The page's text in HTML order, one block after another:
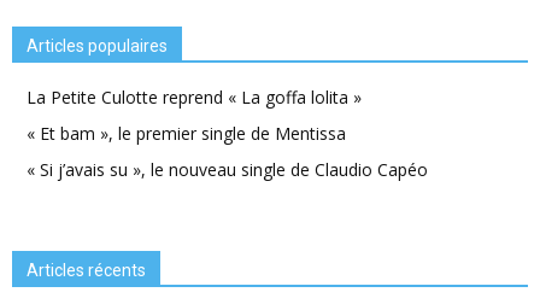
Articles populaires
La Petite Culotte reprend « La goffa lolita »
« Et bam », le premier single de Mentissa
« Si j’avais su », le nouveau single de Claudio Capéo
Articles récents